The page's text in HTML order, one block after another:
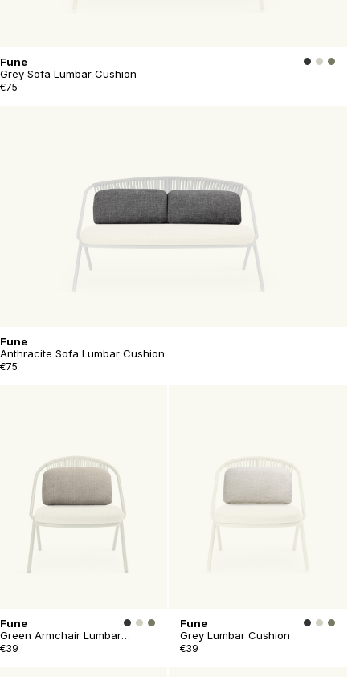
Fune
Grey Sofa Lumbar Cushion
€75
Fune
Anthracite Sofa Lumbar Cushion
€75
Fune
Green Armchair Lumbar
Cushion
€39
Fune
Grey Lumbar Cushion
€39